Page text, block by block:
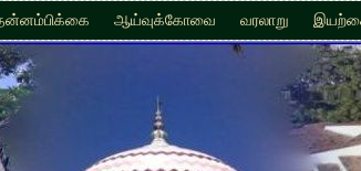
ஆய்வுக்கோவை வரலாறு